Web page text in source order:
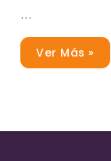
…
Ver Más »